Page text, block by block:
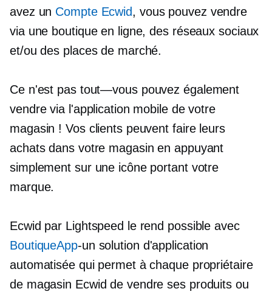
avez un Compte Ecwid, vous pouvez vendre
via une boutique en ligne, des réseaux sociaux
et/ou des places de marché.
Ce n'est pas tout—vouspouvez également
vendre via l'application mobile de votre
magasin ! Vos clients peuvent faire leurs
achats dans votre magasin en appuyant
simplement sur une icône portant votre
marque.
Ecwid par Lightspeed le rend possible avec
BoutiqueApp-un solution d'application
automatisée qui permet à chaque propriétaire
de magasin Ecwid de vendre ses produits ou